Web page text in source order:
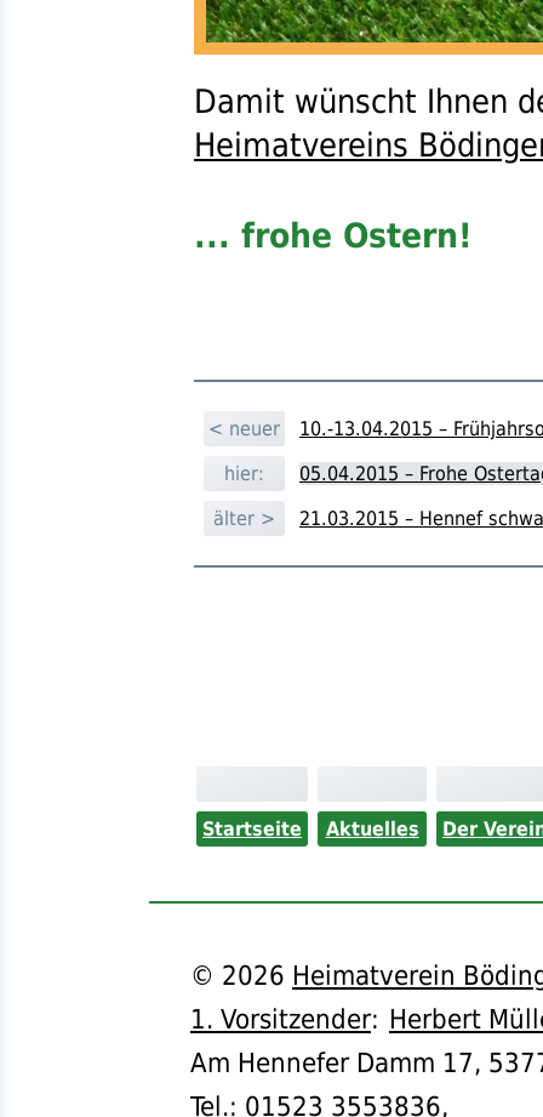
Damit wünscht Ihnen
Heimatvereins
... frohe Ostern!
< neuer
10.-13.04.2015 –
hier:
05.04.2015 – Frohe
älter >
21.03.2015 – Hennef
Startseite Aktuelles Der
© 2026 Heimatverein
1. Vorsitzender: Herbert
Am Hennefer Damm 17,
Tel.: 01523 3553836,